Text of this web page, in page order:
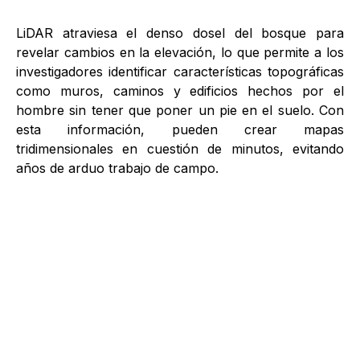
LiDAR atraviesa el denso dosel del bosque para
revelar cambios en la elevación, lo que permite a los
investigadores identificar características topográficas
como muros, caminos y edificios hechos por el
hombre sin tener que poner un pie en el suelo. Con
esta información, pueden crear mapas
tridimensionales en cuestión de minutos, evitando
años de arduo trabajo de campo.